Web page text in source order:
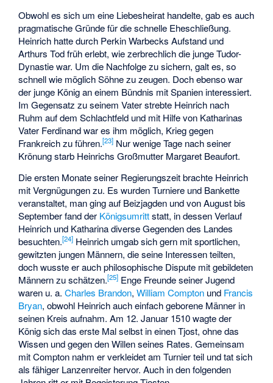
Obwohl es sich um eine Liebesheirat handelte, gab es auch
pragmatische Gründe für die schnelle Eheschließung.
Heinrich hatte durch Perkin Warbecks Aufstand und
Arthurs Tod früh erlebt, wie zerbrechlich die junge Tudor-
Dynastie war. Um die Nachfolge zu sichern, galt es, so
schnell wie möglich Söhne zu zeugen. Doch ebenso war
der junge König an einem Bündnis mit Spanien interessiert.
Im Gegensatz zu seinem Vater strebte Heinrich nach
Ruhm auf dem Schlachtfeld und mit Hilfe von Katharinas
Vater Ferdinand war es ihm möglich, Krieg gegen
Frankreich zu führen.[23] Nur wenige Tage nach seiner
Krönung starb Heinrichs Großmutter Margaret Beaufort.
Die ersten Monate seiner Regierungszeit brachte Heinrich
mit Vergnügungen zu. Es wurden Turniere und Bankette
veranstaltet, man ging auf Beizjagden und von August bis
September fand der Königsumrittstatt, in dessen Verlauf
Heinrich und Katharina diverse Gegenden des Landes
besuchten.[24] Heinrich umgab sich gern mit sportlichen,
gewitzten jungen Männern, die seine Interessen teilten,
doch wusste er auch philosophische Dispute mit gebildeten
Männern zu schätzen.[25] Enge Freunde seiner Jugend
waren u. a.Charles Brandon,William Compton und Francis
Bryan, obwohl Heinrich auch einfach geborene Männer in
seinen Kreis aufnahm. Am 12. Januar 1510 wagte der
König sich das erste Mal selbst in einen Tjost, ohne das
Wissen und gegen den Willen seines Rates. Gemeinsam
mit Compton nahm er verkleidet am Turnier teil und tat sich
als fähiger Lanzenreiter hervor. Auch in den folgenden